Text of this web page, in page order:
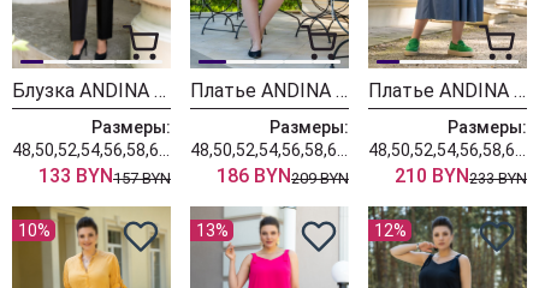
Блузка ANDINA 115 фуксия
Размеры:
133 BYN157 BYN
Платье ANDINA 818 черный
Размеры:
186 BYN209 BYN
Платье ANDINA 816 джинс
Размеры:
210 BYN233 BYN
10% 13% 12%